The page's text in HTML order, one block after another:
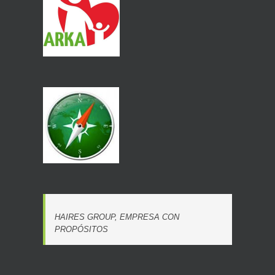
HAIRES GROUP, EMPRESA CON
PROPÓSITOS